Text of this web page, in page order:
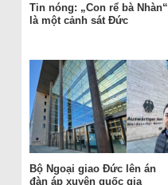
Tin nóng: „Con rể bà Nhàn“
là một cảnh sát Đức
Bộ Ngoại giao Đức lên án
đàn áp xuyên quốc gia